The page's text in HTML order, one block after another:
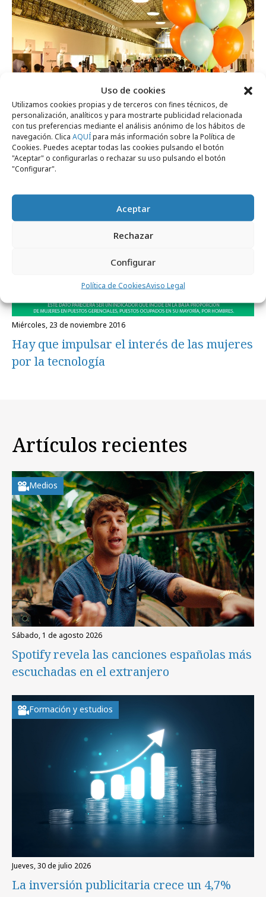
Uso de cookies
Utilizamos cookies propias y de terceros con fines técnicos, de
personalización, analíticos y para mostrarte publicidad relacionada
con tus preferencias mediante el análisis anónimo de los hábitos de
navegación. Clica AQUÍpara más información sobre la Política de
Cookies. Puedes aceptar todas las cookies pulsando el botón
"Aceptar" o configurarlas o rechazar su uso pulsando el botón
"Configurar".
Aceptar
Rechazar
Configurar
Política de CookiesAviso Legal
sábado, 25 de febrero 2017
OpenExpo cierra inscripciones el 17 de
marzo.
Formación y estudios
miércoles, 23 de noviembre 2016
Hay que impulsar el interés de las mujeres
por la tecnología
Artículos recientes
Medios
sábado, 1 de agosto 2026
Spotify revela las canciones españolas más
escuchadas en el extranjero
Formación y estudios
jueves, 30 de julio 2026
La inversión publicitaria crece un 4,7%